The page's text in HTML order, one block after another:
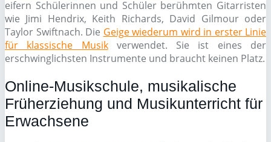
eifern Schülerinnen und Schüler berühmten Gitarristen
wie Jimi Hendrix, Keith Richards, David Gilmour oder
Taylor Swiftnach. Die Geige wiederum wird in erster Linie
für klassische Musikverwendet. Sie ist eines der
erschwinglichsten Instrumente und braucht keinen Platz.
Online-Musikschule, musikalische
Früherziehung und Musikunterricht für
Erwachsene